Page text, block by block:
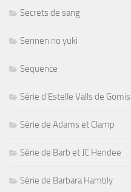
Secrets de sang
Sennen no yuki
Sequence
Série d'Estelle Valls de Gomis
Série de Adams et Clamp
Série de Barb et JC Hendee
Série de Barbara Hambly